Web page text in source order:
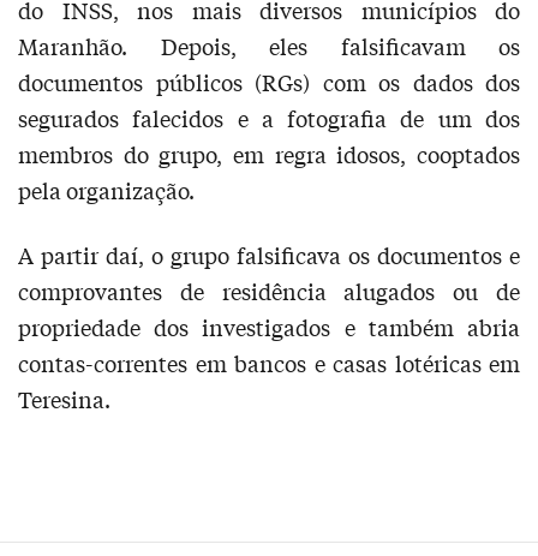
do INSS, nos mais diversos municípios do
Maranhão. Depois, eles falsificavam os
documentos públicos (RGs) com os dados dos
segurados falecidos e a fotografia de um dos
membros do grupo, em regra idosos, cooptados
pela organização.
A partir daí, o grupo falsificava os documentos e
comprovantes de residência alugados ou de
propriedade dos investigados e também abria
contas-correntes em bancos e casas lotéricas em
Teresina.